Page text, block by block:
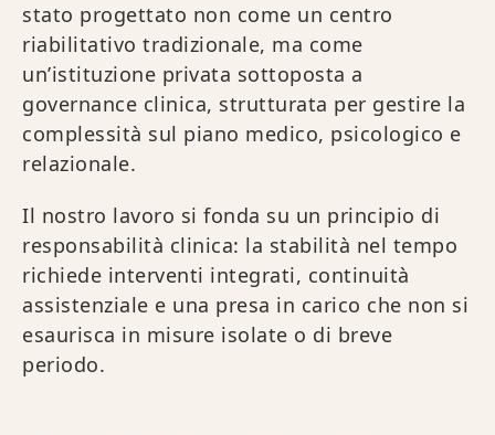
stato progettato non come un centro
riabilitativo tradizionale, ma come
un’istituzione privata sottoposta a
governance clinica, strutturata per gestire la
complessità sul piano medico, psicologico e
relazionale.
Il nostro lavoro si fonda su un principio di
responsabilità clinica: la stabilità nel tempo
richiede interventi integrati, continuità
assistenziale e una presa in carico che non si
esaurisca in misure isolate o di breve
periodo.